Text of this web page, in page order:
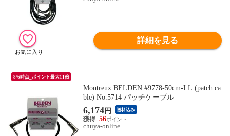
詳細を見る
8/6時点_ポイント最大11倍
Montreux BELDEN #9778-50cm-LL (patch ca
ble) No.5714 パッチケーブル
6,174円 送料込み
56
chuya-online